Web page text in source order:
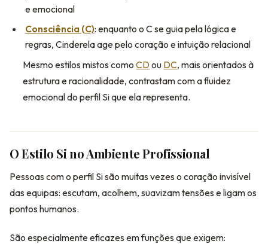
e emocional
Consciência (C): enquanto o C se guia pela lógica e
regras, Cinderela age pelo coração e intuição relacional
Mesmo estilos mistos comoCDou DC, mais orientados à
estrutura e racionalidade, contrastam com a fluidez
emocional do perfil Si que ela representa.
O Estilo Si no Ambiente Profissional
Pessoas com o perfil Si são muitas vezes o coração invisível
das equipas: escutam, acolhem, suavizam tensões e ligam os
pontos humanos.
São especialmente eficazes em funções que exigem: